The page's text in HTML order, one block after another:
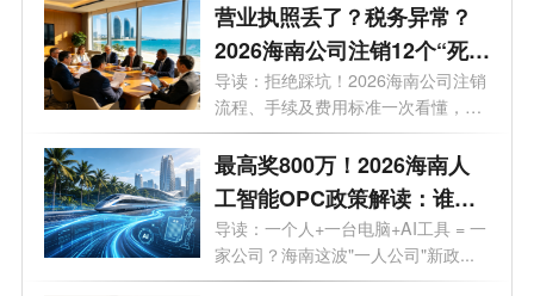
营业执照丢了？税务异常？
2026海南公司注销12个“死
结”一次性解开，海南老板速
藏！
导读：拒绝踩坑！2026海南公司注销
流程、手续及费用标准一次看懂，少
走弯...
最高奖800万！2026海南人
工智能OPC政策解读：谁可
以拿、能拿多少、怎么落
地？一文了解！
导读：一个人+一台电脑+AI工具 = 一
家公司？海南这波"一人公司"新政...